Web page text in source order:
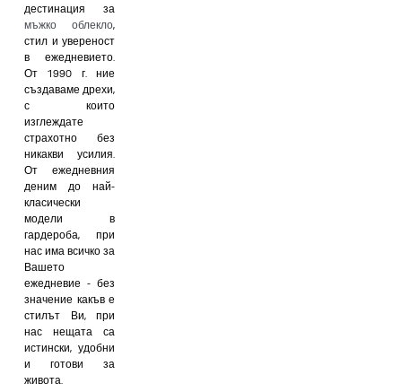
дестинация за
мъжко облекло,
стил и увереност
в ежедневието.
От 1990 г. ние
създаваме дрехи,
с които
изглеждате
страхотно без
никакви усилия.
От ежедневния
деним до най-
класически
модели в
гардероба, при
нас има всичко за
Вашето
ежедневие - без
значение какъв е
стилът Ви, при
нас нещата са
истински, удобни
и готови за
живота.